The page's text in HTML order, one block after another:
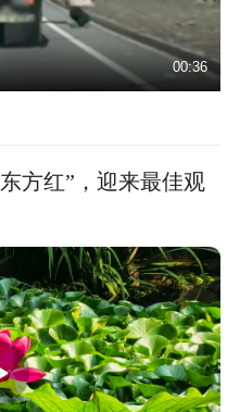
00:36
方红”，迎来最佳观